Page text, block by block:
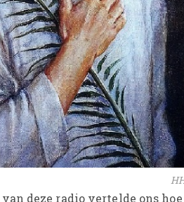
deze radio vertelde ons